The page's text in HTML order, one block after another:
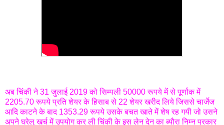
अब चिंकी ने 31 जुलाई 2019 को सिम्पली 50000 रूपये में से पूर्णांक में
2205.70 रूपये प्रति शेयर के हिसाब से 22 शेयर खरीद लिये जिससे चार्जेज
आदि काटने के बाद 1353.29 रूपये उसके बचत खाते में शेष रह गयी जो उसने
अपने घरेलु खर्च में उपयोग कर ली चिंकी के इस लेन देन का ब्यौरा निम्न प्रकार